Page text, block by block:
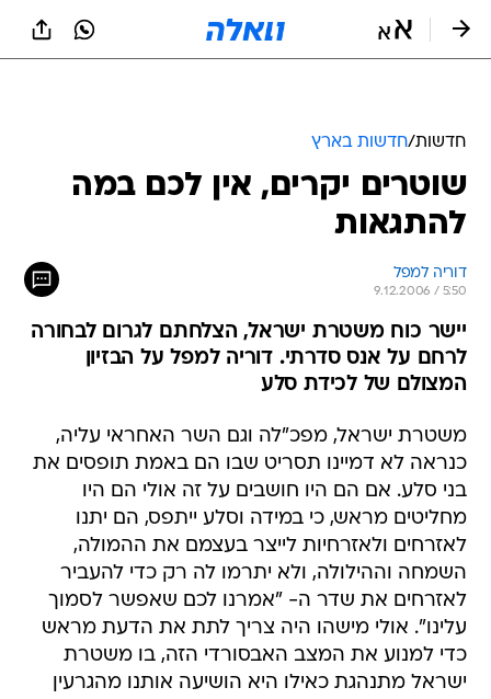
חדשות/חדשות בארץ
שוטרים יקרים, אין לכם במה
להתגאות
דוריה למפל
9.12.2006 / 5:50
יישר כוח משטרת ישראל, הצלחתם לגרום לבחורה
לרחם על אנס סדרתי. דוריה למפל על הבזיון
המצולם של לכידת סלע
משטרת ישראל, מפכ"לה וגם השר האחראי עליה,
כנראה לא דמיינו תסריט שבו הם באמת תופסים את
בני סלע. אם הם היו חושבים על זה אולי הם היו
מחליטים מראש, כי במידה וסלע ייתפס, הם יתנו
לאזרחים ולאזרחיות לייצר בעצמם את ההמולה,
השמחה וההילולה, ולא יתרמו לה רק כדי להעביר
לאזרחים את שדר ה- "אמרנו לכם שאפשר לסמוך
עלינו". אולי מישהו היה צריך לתת את הדעת מראש
כדי למנוע את המצב האבסורדי הזה, בו משטרת
ישראל מתנהגת כאילו היא הושיעה אותנו מהגרעין